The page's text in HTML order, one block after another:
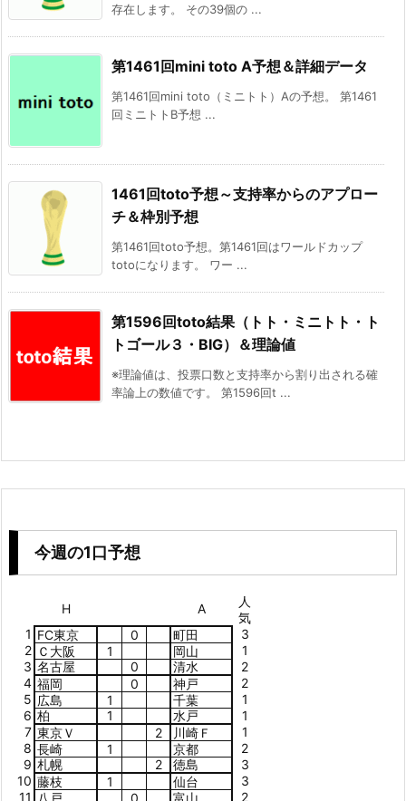
存在します。 その39個の ...
第1461回mini toto A予想＆詳細データ
第1461回mini toto（ミニトト）Aの予想。 第1461
回ミニトトB予想 ...
1461回toto予想～支持率からのアプロー
チ＆枠別予想
第1461回toto予想。第1461回はワールドカップ
totoになります。 ワー ...
第1596回toto結果（トト・ミニトト・ト
トゴール３・BIG）＆理論値
※理論値は、投票口数と支持率から割り出される確
率論上の数値です。 第1596回t ...
今週の1口予想
H A
人
気
1 FC東京 0 町田
3
2 Ｃ大阪 1 岡山
1
3 名古屋 0 清水
2
4 福岡 0 神戸
2
5 広島 1 千葉
1
6 柏 1 水戸
1
7 東京Ｖ 2 川崎Ｆ
1
8 長崎 1 京都
2
9 札幌 2 徳島
3
10 藤枝 1 仙台
3
11
八戸 0 富山 2